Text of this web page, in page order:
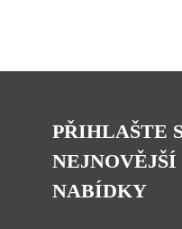
PŘIHLAŠTE
NABÍDKY